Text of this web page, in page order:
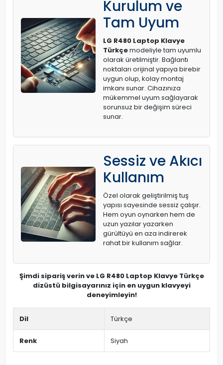
Kurulum ve
Tam Uyum
LG R480 Laptop Klavye
Türkçemodeliyle tam uyumlu
olarak üretilmiştir. Bağlantı
noktaları orijinal yapıya birebir
uygun olup, kolay montaj
imkanı sunar. Cihazınıza
mükemmel uyum sağlayarak
sorunsuz bir değişim süreci
sunar.
Sessiz ve Akıcı
Kullanım
Özel olarak geliştirilmiş tuş
yapısı sayesinde sessiz çalışır.
Hem oyun oynarken hem de
uzun yazılar yazarken
gürültüyü en aza indirerek
rahat bir kullanım sağlar.
Şimdi sipariş verin ve LG R480 Laptop Klavye Türkçe
dizüstü bilgisayarınız için en uygun klavyeyi
deneyimleyin!
Dil Türkçe
Renk Siyah